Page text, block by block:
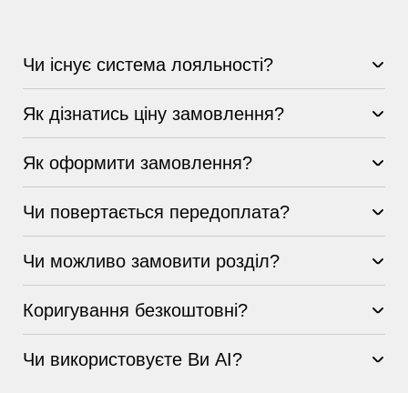
Чи існує система лояльності?
Як дізнатись ціну замовлення?
Як оформити замовлення?
Чи повертається передоплата?
Чи можливо замовити розділ?
Коригування безкоштовні?
Чи використовуєте Ви AI?